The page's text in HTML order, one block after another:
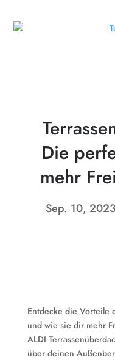
Die
mehr
Sep. 10, 2023
Entdecke die Vorteile
und wie sie dir mehr
ALDI
über deinen